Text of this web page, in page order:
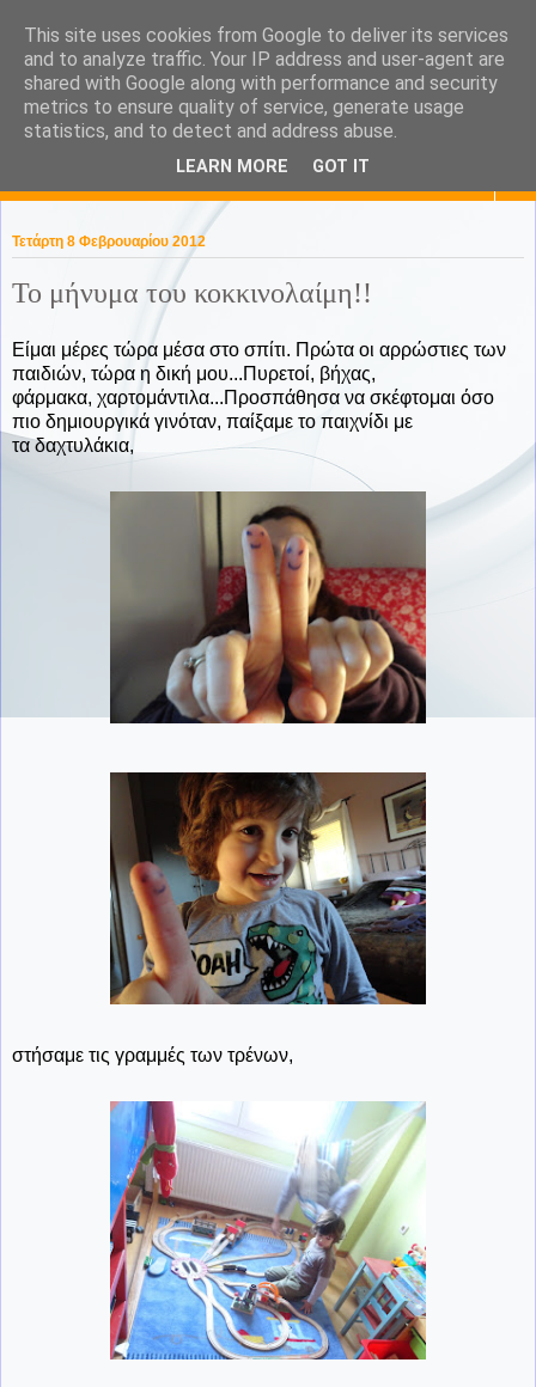
KaPa. Me without you...tea
without a biscuit!
Τετάρτη 8 Φεβρουαρίου 2012
Το μήνυμα του κοκκινολαίμη!!
Είμαι μέρες τώρα μέσα στο σπίτι. Πρώτα οι αρρώστιες των
παιδιών, τώρα η δική μου...Πυρετοί, βήχας,
φάρμακα, χαρτομάντιλα...Προσπάθησα να σκέφτομαι όσο
πιο δημιουργικά γινόταν, παίξαμε το παιχνίδι με
τα δαχτυλάκια,
στήσαμε τις γραμμές των τρένων,
This site uses cookies from Google to deliver its services
and to analyze traffic. Your IP address and user-agent are
shared with Google along with performance and security
metrics to ensure quality of service, generate usage
statistics, and to detect and address abuse.
LEARN MORE GOT IT